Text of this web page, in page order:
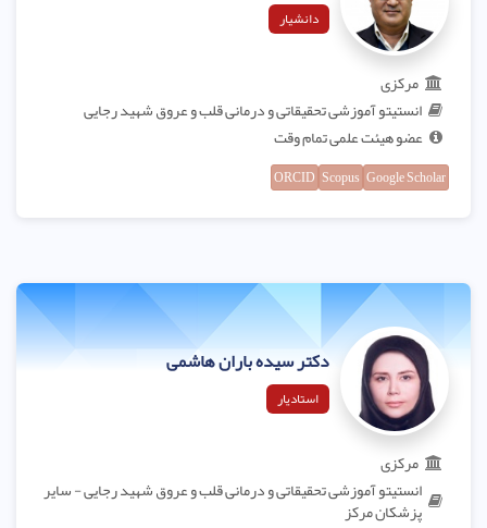
دانشیار
مرکزی
انستیتو آموزشی تحقیقاتی و درمانی قلب و عروق شهید رجایی
عضو هیئت علمی تمام وقت
Google Scholar
Scopus
ORCID
دکتر سیده باران هاشمی
استادیار
مرکزی
انستیتو آموزشی تحقیقاتی و درمانی قلب و عروق شهید رجایی - سایر
پزشکان مرکز